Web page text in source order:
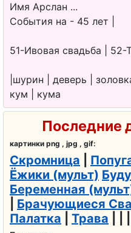
Имя Арслан ...
События на - 45 лет |
51-Ивовая свадьба | 52-
|шурин | деверь |
кум | кума
Последние
картинки png , jpg , gif:
Скромница
Ёжики (мульт)
Беременная
Брачующиеся
Палатка
Трава